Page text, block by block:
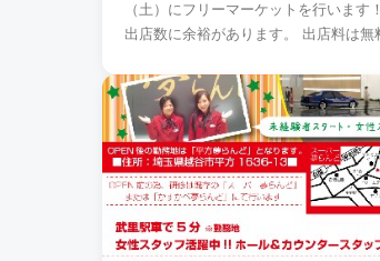
（土）にフリーマーケットを行います！ 若干ですが、
出店数に余裕があります。 出店料は無